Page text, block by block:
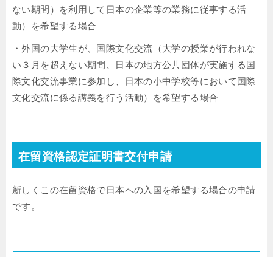
ない期間）を利用して日本の企業等の業務に従事する活
動）を希望する場合
・外国の大学生が、国際文化交流（大学の授業が行われな
い３月を超えない期間、日本の地方公共団体が実施する国
際文化交流事業に参加し、日本の小中学校等において国際
文化交流に係る講義を行う活動）を希望する場合
在留資格認定証明書交付申請
新しくこの在留資格で日本への入国を希望する場合の申請
です。